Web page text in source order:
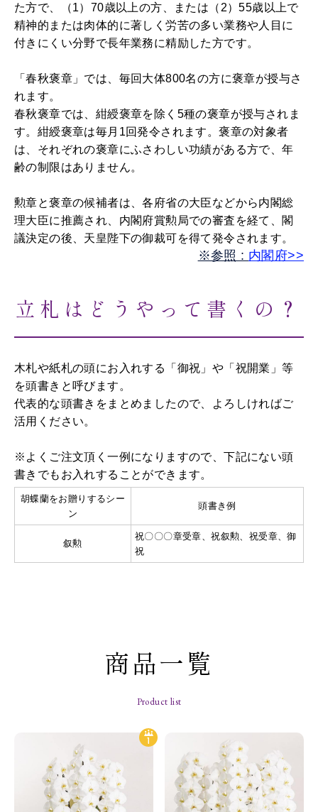
た方で、（1）70歳以上の方、または（2）55歳以上で
精神的または肉体的に著しく労苦の多い業務や人目に
付きにくい分野で長年業務に精励した方です。
「春秋褒章」では、毎回大体800名の方に褒章が授与さ
れます。
春秋褒章では、紺綬褒章を除く5種の褒章が授与されま
す。紺綬褒章は毎月1回発令されます。褒章の対象者
は、それぞれの褒章にふさわしい功績がある方で、年
齢の制限はありません。
勲章と褒章の候補者は、各府省の大臣などから内閣総
理大臣に推薦され、内閣府賞勲局での審査を経て、閣
議決定の後、天皇陛下の御裁可を得て発令されます。
※参照 : 内閣府>>
立札はどうやって書くの？
木札や紙札の頭にお入れする「御祝」や「祝開業」等
を頭書きと呼びます。
代表的な頭書きをまとめましたので、よろしければご
活用ください。
※よくご注文頂く一例になりますので、下記にない頭
書きでもお入れすることができます。
胡蝶蘭をお贈りするシー
ン
頭書き例
叙勲
祝〇〇〇章受章、祝叙勲、祝受章、御
祝
商品一覧
Product list